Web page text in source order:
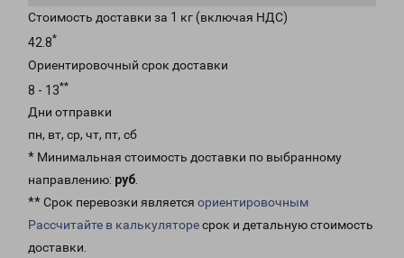
Стоимость доставки за 1 кг (включая НДС)
42.8*
Ориентировочный срок доставки
8 - 13**
Дни отправки
пн, вт, ср, чт, пт, сб
* Минимальная стоимость доставки по выбранному
направлению: руб.
** Срок перевозки является ориентировочным
Рассчитайте в калькуляторесрок и детальную стоимость
доставки.